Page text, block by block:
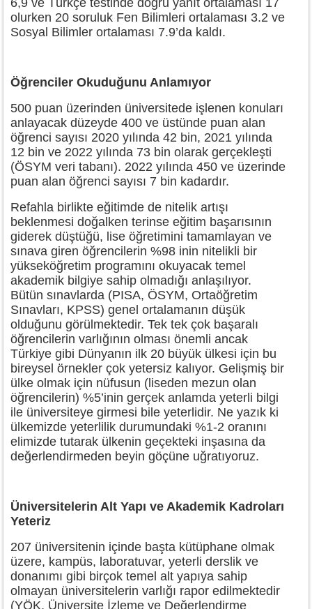
olurken 20 soruluk Fen Bilimleri ortalaması 3.2 ve
Sosyal Bilimler ortalaması 7.9’da kaldı.
Öğrenciler Okuduğunu Anlamıyor
500 puan üzerinden üniversitede işlenen konuları
anlayacak düzeyde 400 ve üstünde puan alan
öğrenci sayısı 2020 yılında 42 bin, 2021 yılında
12 bin ve 2022 yılında 73 bin olarak gerçekleşti
(ÖSYM veri tabanı). 2022 yılında 450 ve üzerinde
puan alan öğrenci sayısı 7 bin kadardır.
Refahla birlikte eğitimde de nitelik artışı
beklenmesi doğalken terinse eğitim başarısının
giderek düştüğü, lise öğretimini tamamlayan ve
sınava giren öğrencilerin %98 inin nitelikli bir
yükseköğretim programını okuyacak temel
akademik bilgiye sahip olmadığı anlaşılıyor.
Bütün sınavlarda (PISA, ÖSYM, Ortaöğretim
Sınavları, KPSS) genel ortalamanın düşük
olduğunu görülmektedir. Tek tek çok başaralı
öğrencilerin varlığının olması önemli ancak
Türkiye gibi Dünyanın ilk 20 büyük ülkesi için bu
bireysel örnekler çok yetersiz kalıyor. Gelişmiş bir
ülke olmak için nüfusun (liseden mezun olan
öğrencilerin) %5’inin gerçek anlamda yeterli bilgi
ile üniversiteye girmesi bile yeterlidir. Ne yazık ki
ülkemizde yeterlilik durumundaki %1-2 oranını
elimizde tutarak ülkenin geçekteki inşasına da
değerlendirmeden beyin göçüne uğratıyoruz.
Üniversitelerin Alt Yapı ve Akademik Kadroları
Yeteriz
207 üniversitenin içinde başta kütüphane olmak
üzere, kampüs, laboratuvar, yeterli derslik ve
donanımı gibi birçok temel alt yapıya sahip
olmayan üniversitelerin varlığı rapor edilmektedir
(YÖK, ​​​​Üniversite İzleme ve Değerlendirme